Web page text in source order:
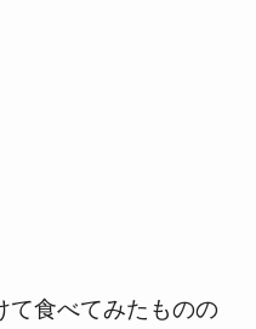
食べてみたものの